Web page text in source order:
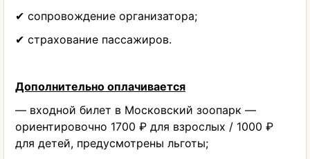
✔ сопровождение организатора;
✔ страхование пассажиров.
Дополнительно оплачивается
— входной билет в Московский зоопарк —
ориентировочно 1700 ₽ для взрослых / 1000 ₽
для детей, предусмотрены льготы;